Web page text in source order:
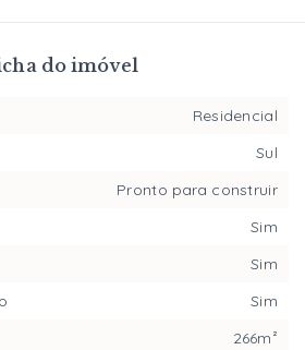
do imóvel
Residencial
Sul
Pronto para construir
Sim
Sim
Sim
266m²